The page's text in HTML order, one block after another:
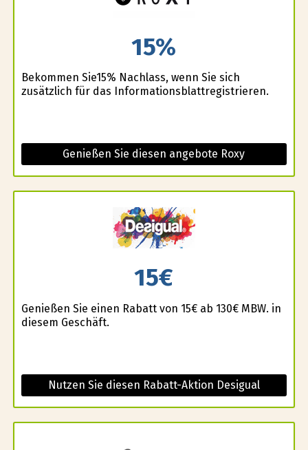
15%
Bekommen Sie15% Nachlass, wenn Sie sich
zusätzlich für das Informationsblattregistrieren.
Genießen Sie diesen angebote Roxy
15€
Genießen Sie einen Rabatt von 15€ ab 130€ MBW. in
diesem Geschäft.
Nutzen Sie diesen Rabatt-Aktion Desigual